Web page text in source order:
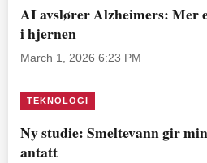
AI avslører Alzheimers: Mer
i hjernen
March 1, 2026 6:23 PM
TEKNOLOGI
Ny studie: Smeltevann gir
antatt